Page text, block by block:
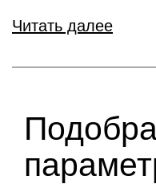
Читать далее